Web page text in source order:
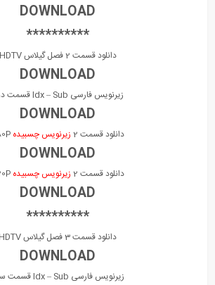
DOWNLOAD
**********
دانلود قسمت 2 فصل گیلاس HDTV
DOWNLOAD
زیرنویس فارسی Idx – Sub قسمت دوم
DOWNLOAD
دانلود قسمت 2 زیرنویس چسبیده
DOWNLOAD
دانلود قسمت 2 زیرنویس چسبیده 720P
DOWNLOAD
**********
دانلود قسمت 3 فصل گیلاس HDTV
DOWNLOAD
زیرنویس فارسی Idx – Sub قسمت سوم